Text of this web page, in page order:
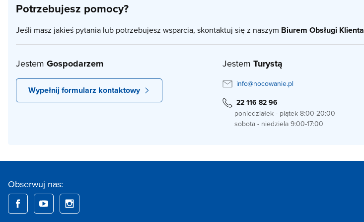
Potrzebujesz pomocy?
Jeśli masz jakieś pytania lub potrzebujesz wsparcia, skontaktuj się z naszym Biurem Obsługi Klienta
Jestem Gospodarzem
Wypełnij formularz kontaktowy
Jestem Turystą
info@nocowanie.pl
22 116 82 96
poniedziałek - piątek 8:00-20:00
sobota - niedziela 9:00-17:00
Obserwuj nas: